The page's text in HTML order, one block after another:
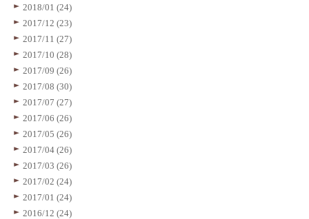
2018/01 (24)
2017/12 (23)
2017/11 (27)
2017/10 (28)
2017/09 (26)
2017/08 (30)
2017/07 (27)
2017/06 (26)
2017/05 (26)
2017/04 (26)
2017/03 (26)
2017/02 (24)
2017/01 (24)
2016/12 (24)